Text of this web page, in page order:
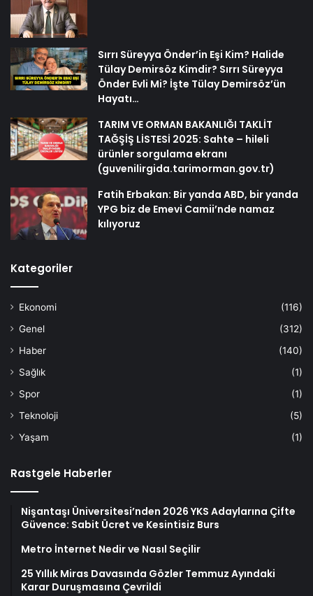
Sırrı Süreyya Önder’in Eşi Kim? Halide
Tülay Demirsöz Kimdir? Sırrı Süreyya
Önder Evli Mi? İşte Tülay Demirsöz’ün
Hayatı…
TARIM VE ORMAN BAKANLIĞI TAKLİT
TAĞŞİŞ LİSTESİ 2025: Sahte – hileli
ürünler sorgulama ekranı
(guvenilirgida.tarimorman.gov.tr)
Fatih Erbakan: Bir yanda ABD, bir yanda
YPG biz de Emevi Camii’nde namaz
kılıyoruz
Kategoriler
Ekonomi
(116)
Genel
(312)
Haber
(140)
Sağlık
(1)
Spor
(1)
Teknoloji
(5)
Yaşam
(1)
Rastgele Haberler
Nişantaşı Üniversitesi’nden 2026 YKS Adaylarına Çifte
Güvence: Sabit Ücret ve Kesintisiz Burs
Metro İnternet Nedir ve Nasıl Seçilir
25 Yıllık Miras Davasında Gözler Temmuz Ayındaki
Karar Duruşmasına Çevrildi